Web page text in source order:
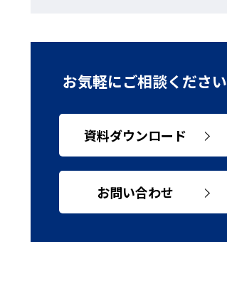
お気軽にご相談ください
資料ダウンロード
お問い合わせ